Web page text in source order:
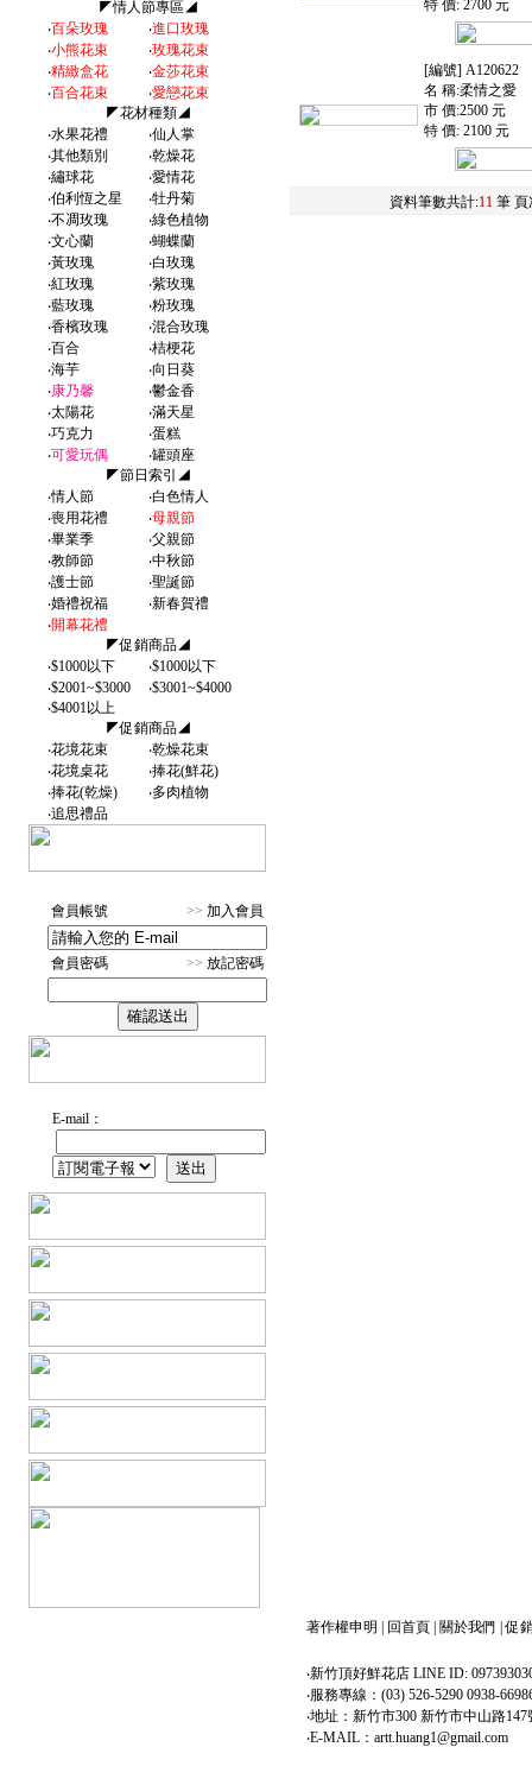
◤情人節專區◢
‧百朵玫瑰 ‧進口玫瑰
‧小熊花束 ‧玫瑰花束
‧精緻盒花 ‧金莎花束
‧百合花束 ‧愛戀花束
◤花材種類◢
‧水果花禮 ‧仙人掌
‧其他類別 ‧乾燥花
‧繡球花 ‧愛情花
‧伯利恆之星 ‧牡丹菊
‧不凋玫瑰 ‧綠色植物
‧文心蘭 ‧蝴蝶蘭
‧黃玫瑰 ‧白玫瑰
‧紅玫瑰 ‧紫玫瑰
‧藍玫瑰 ‧粉玫瑰
‧香檳玫瑰 ‧混合玫瑰
‧百合 ‧桔梗花
‧海芋 ‧向日葵
‧康乃馨 ‧鬱金香
‧太陽花 ‧滿天星
‧巧克力 ‧蛋糕
‧可愛玩偶 ‧罐頭座
◤節日索引◢
‧情人節 ‧白色情人
‧喪用花禮 ‧母親節
‧畢業季 ‧父親節
‧教師節 ‧中秋節
‧護士節 ‧聖誕節
‧婚禮祝福 ‧新春賀禮
‧開幕花禮
◤促銷商品◢
‧$1000以下 ‧$1000以下
‧$2001~$3000 ‧$3001~$4000
‧$4001以上
◤促銷商品◢
‧花境花束 ‧乾燥花束
‧花境桌花 ‧捧花(鮮花)
‧捧花(乾燥) ‧多肉植物
‧追思禮品
會員帳號 >> 加入會員
會員密碼 >> 放記密碼
E-mail：
特 價: 2700 元
[編號] A120622
名 稱:柔情之愛
市 價:2500 元
特 價: 2100 元
資料筆數共計:11 筆
著作權申明 回首頁 關於我們 |促
‧新竹頂好鮮花店 LINE ID:
‧服務專線：(03) 526-5290 0938-
‧地址：新竹市300 新竹市中山路147
‧E-MAIL：artt.huang1@gmail.com